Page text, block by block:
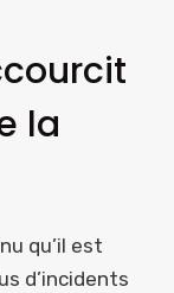
la
qu’il est
d’incidents